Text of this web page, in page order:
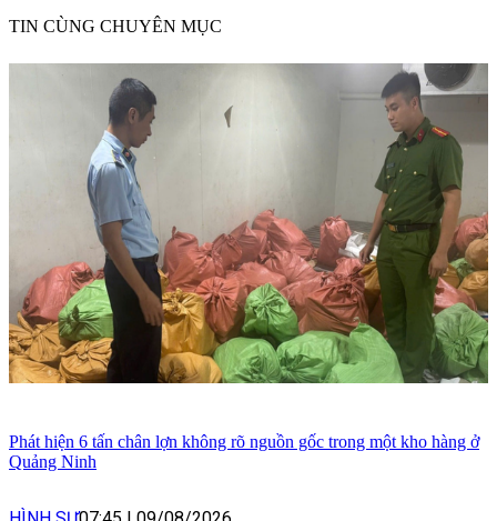
TIN CÙNG CHUYÊN MỤC
Phát hiện 6 tấn chân lợn không rõ nguồn gốc trong một kho hàng ở
Quảng Ninh